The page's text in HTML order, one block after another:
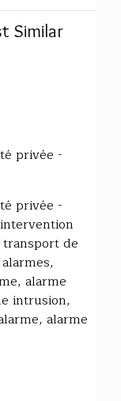
Similar
privée -
privée -
de
alarme
intrusion,
alarme